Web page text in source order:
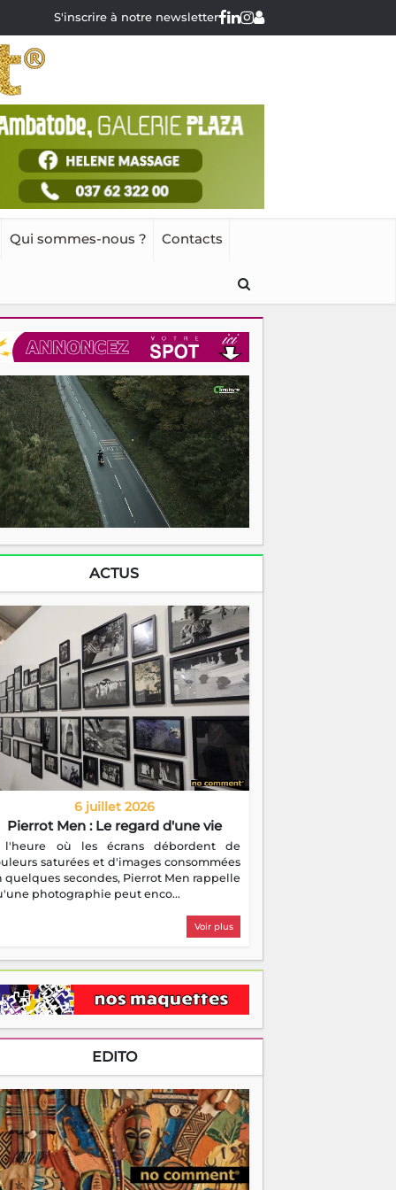
S'inscrire à notre newsletter
Qui sommes-nous ? Contacts
ACTUS
6 juillet 2026
Pierrot Men : Le regard d'une vie
l'heure où les écrans débordent de
saturées et d'images consommées
quelques secondes, Pierrot Men rappelle
photographie peut enco...
Voir plus
EDITO